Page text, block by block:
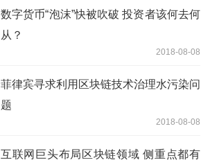
数字货币“泡沫”快被吹破 投资者该何去何
从？
2018-08-08
菲律宾寻求利用区块链技术治理水污染问
题
2018-08-08
互联网巨头布局区块链领域 侧重点都有